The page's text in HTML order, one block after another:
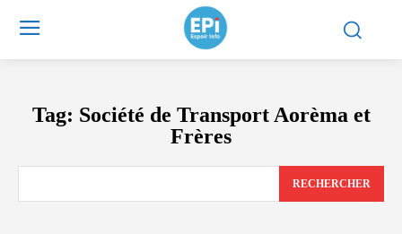
Tag: Société de Transport Aorèma et
Frères
RECHERCHER